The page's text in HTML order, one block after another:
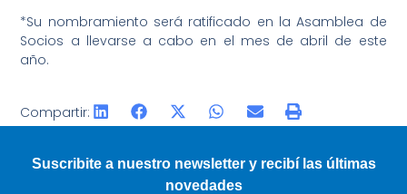
*Su nombramiento será ratificado en la Asamblea de
Socios a llevarse a cabo en el mes de abril de este
año.
Compartir:
Suscribite a nuestro newsletter y recibí las últimas
novedades